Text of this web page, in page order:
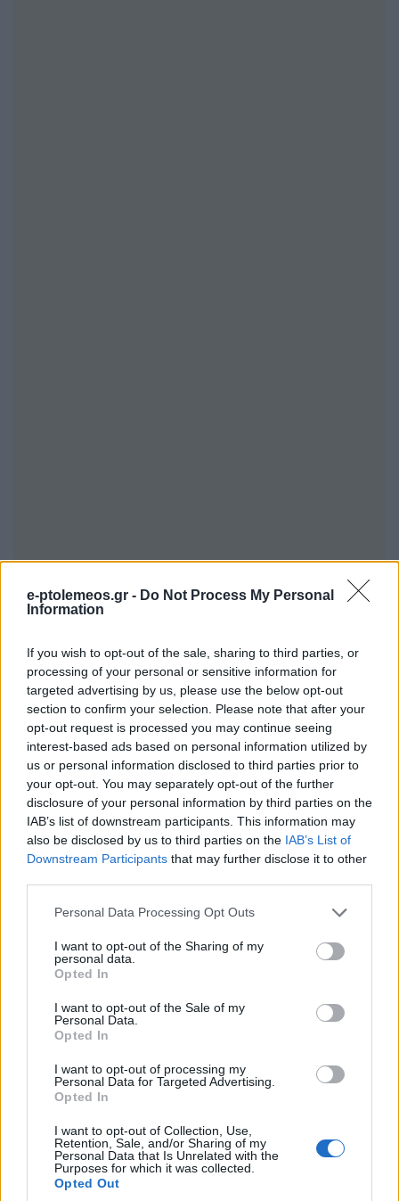
e-ptolemeos.gr - Do Not Process My Personal
Information
If you wish to opt-out of the sale, sharing to third parties, or
processing of your personal or sensitive information for
targeted advertising by us, please use the below opt-out
section to confirm your selection. Please note that after your
opt-out request is processed you may continue seeing
interest-based ads based on personal information utilized by
us or personal information disclosed to third parties prior to
your opt-out. You may separately opt-out of the further
disclosure of your personal information by third parties on the
IAB’s list of downstream participants. This information may
also be disclosed by us to third parties on the IAB’s List of
Downstream Participants that may further disclose it to other
Please note that this website/app uses one or more Google
not limited to your visit or usage behaviour. You may click to
grant or deny consent to Google and its third-party tags to
use your data for below specified purposes in below Google
consent section.
Personal Data Processing Opt Outs
I want to opt-out of the Sharing of my
personal data.
Opted In
I want to opt-out of the Sale of my
Personal Data.
Opted In
I want to opt-out of processing my
Personal Data for Targeted Advertising.
Opted In
I want to opt-out of Collection, Use,
Retention, Sale, and/or Sharing of my
Personal Data that Is Unrelated with the
Purposes for which it was collected.
Opted Out